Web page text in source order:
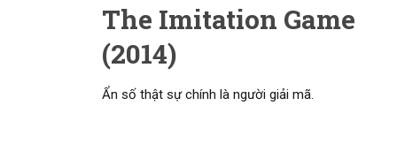
The Imitation Game
(2014)
Ẩn số thật sự chính là người giải mã.